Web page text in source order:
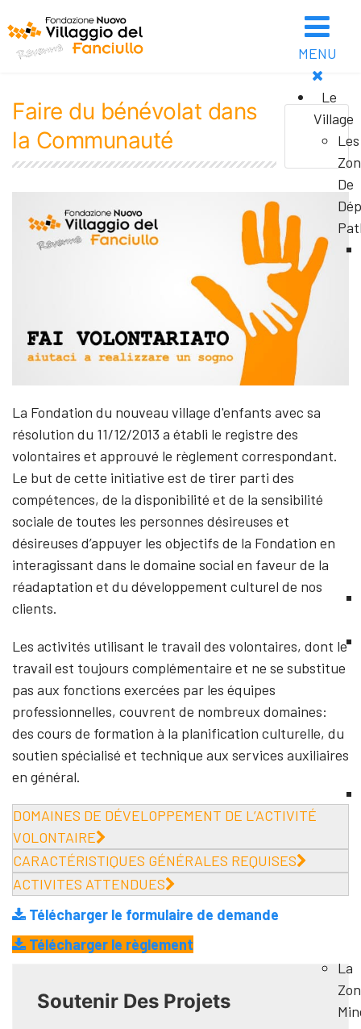
MENU
Le
Village
Les
De
La
Faire du bénévolat dans
la Communauté
La Fondation du nouveau village d'enfants avec sa
résolution du 11/12/2013 a établi le registre des
volontaires et approuvé le règlement correspondant.
Le but de cette initiative est de tirer parti des
compétences, de la disponibilité et de la sensibilité
sociale de toutes les personnes désireuses et
désireuses d’appuyer les objectifs de la Fondation en
interagissant dans le domaine social en faveur de la
réadaptation et du développement culturel de nos
clients.
Les activités utilisant le travail des volontaires, dont le
travail est toujours complémentaire et ne se substitue
pas aux fonctions exercées par les équipes
professionnelles, couvrent de nombreux domaines:
des cours de formation à la planification culturelle, du
soutien spécialisé et technique aux services auxiliaires
en général.
DOMAINES DE DÉVELOPPEMENT DE L’ACTIVITÉ
VOLONTAIRE
CARACTÉRISTIQUES GÉNÉRALES REQUISES
ACTIVITES ATTENDUES
Télécharger le formulaire de demande
Télécharger le règlement
Soutenir Des Projets